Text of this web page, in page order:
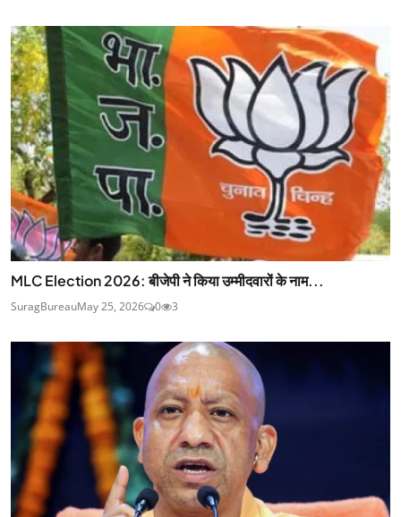
MLC Election 2026: बीजेपी ने किया उम्मीदवारों के नाम...
SuragBureauMay 25, 2026 0 3